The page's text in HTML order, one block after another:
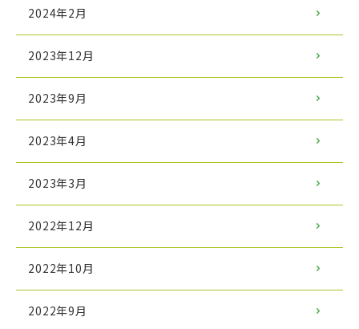
2024年2月
2023年12月
2023年9月
2023年4月
2023年3月
2022年12月
2022年10月
2022年9月